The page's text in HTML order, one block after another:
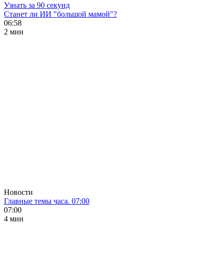
Узнать за 90 секунд
Станет ли ИИ "большой мамой"?
06:58
2 мин
Новости
Главные темы часа. 07:00
07:00
4 мин